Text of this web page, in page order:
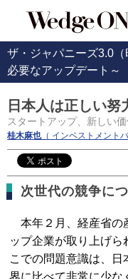
ザ・ジャパニーズ3.0
必要なアップデート～
日本人は正しい努
スタートアップ、新しい
桂木麻也（ インベストメントバ
次世代の競争に
本年２月、経産省の
ップ企業が取り上げ
こでの問題意識は、
界に比べて非常に少な